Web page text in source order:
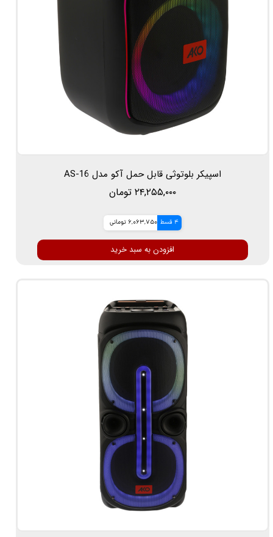
اسپیکر بلوتوثی قابل حمل آکو مدل AS-16
۲۴,۲۵۵,۰۰۰ تومان
4 قسط 6,063,750 تومانی
افزودن به سبد خرید